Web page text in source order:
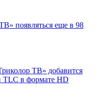
появляться еще в 98
ТВ» добавится
TLC в формате HD